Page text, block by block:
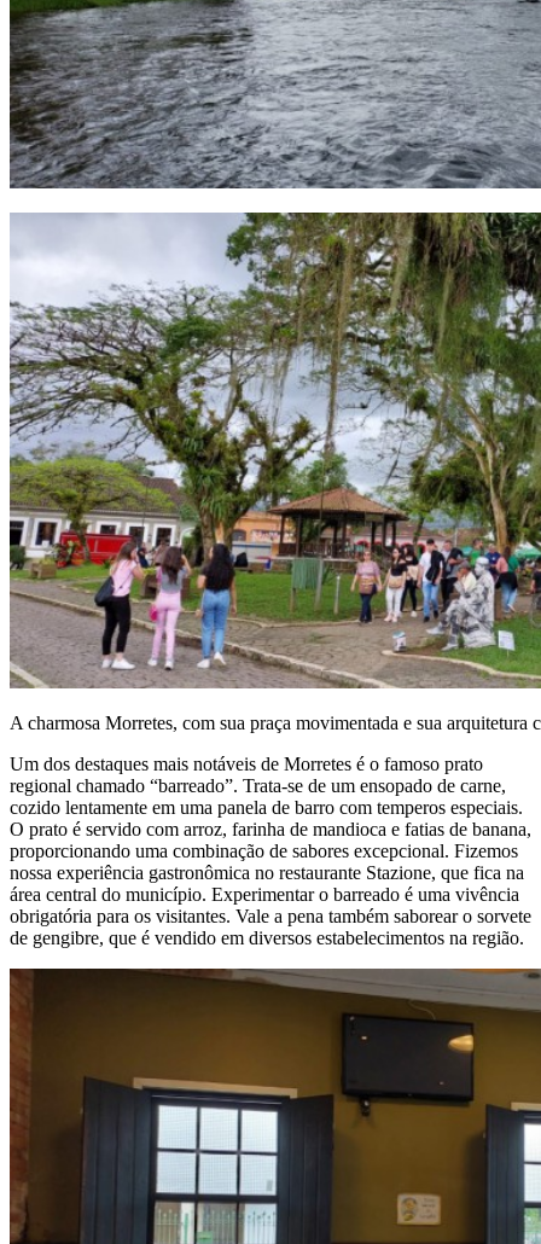
A charmosa Morretes, com sua praça movimentada e sua arquitetura
Um dos destaques mais notáveis de Morretes é o famoso prato
regional chamado “barreado”. Trata-se de um ensopado de carne,
cozido lentamente em uma panela de barro com temperos especiais.
O prato é servido com arroz, farinha de mandioca e fatias de banana,
proporcionando uma combinação de sabores excepcional. Fizemos
nossa experiência gastronômica no restaurante Stazione, que fica na
área central do município. Experimentar o barreado é uma vivência
obrigatória para os visitantes. Vale a pena também saborear o sorvete
de gengibre, que é vendido em diversos estabelecimentos na região.